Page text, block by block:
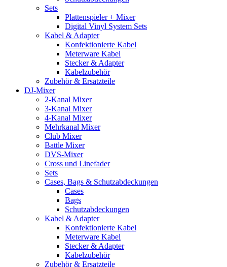
Sets
Plattenspieler + Mixer
Digital Vinyl System Sets
Kabel & Adapter
Konfektionierte Kabel
Meterware Kabel
Stecker & Adapter
Kabelzubehör
Zubehör & Ersatzteile
DJ-Mixer
2-Kanal Mixer
3-Kanal Mixer
4-Kanal Mixer
Mehrkanal Mixer
Club Mixer
Battle Mixer
DVS-Mixer
Cross und Linefader
Sets
Cases, Bags & Schutzabdeckungen
Cases
Bags
Schutzabdeckungen
Kabel & Adapter
Konfektionierte Kabel
Meterware Kabel
Stecker & Adapter
Kabelzubehör
Zubehör & Ersatzteile